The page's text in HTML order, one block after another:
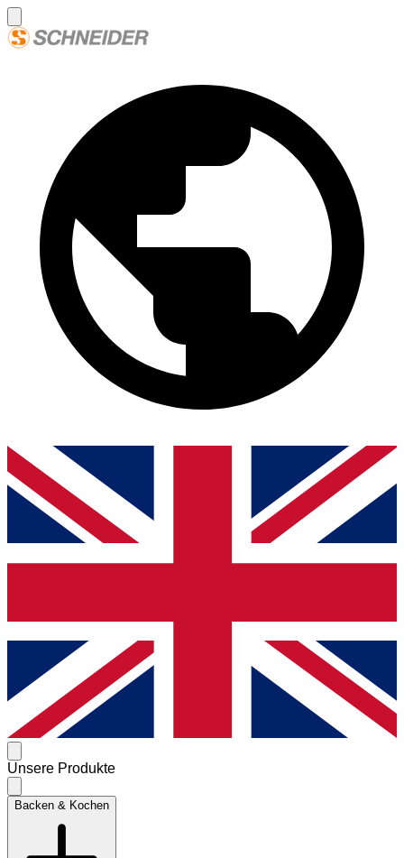
Unsere Produkte
Backen & Kochen